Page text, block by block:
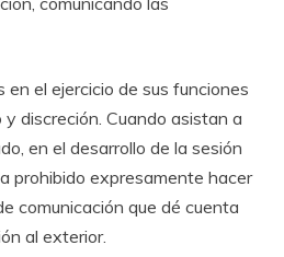
en el ejercicio de sus funciones
discreción. Cuando asistan a
en el desarrollo de la sesión
prohibido expresamente hacer
comunicación que dé cuenta
al exterior.